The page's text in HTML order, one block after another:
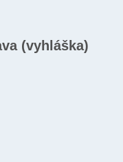
(vyhláška)